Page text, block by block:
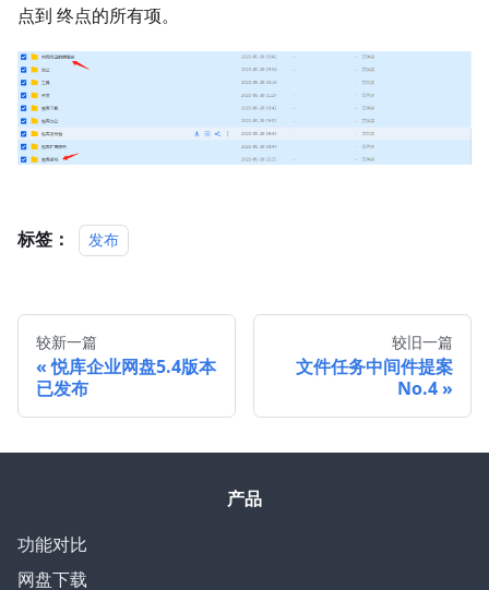
点到 终点的所有项。
标签： 发布
较新一篇
悦库企业网盘5.4版本
已发布
较旧一篇
文件任务中间件提案
No.4
产品
功能对比
网盘下载